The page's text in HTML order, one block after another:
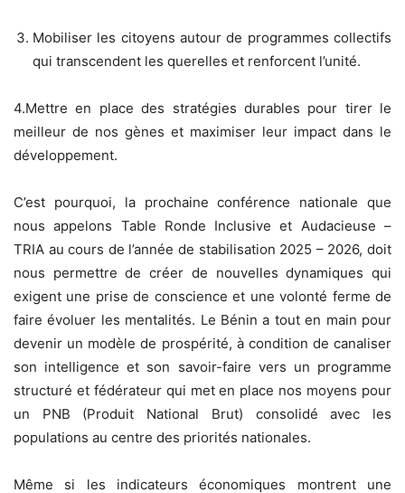
Mobiliser les citoyens autour de programmes collectifs
qui transcendent les querelles et renforcent l’unité.
4.Mettre en place des stratégies durables pour tirer le
meilleur de nos gènes et maximiser leur impact dans le
développement.
C’est pourquoi, la prochaine conférence nationale que
nous appelons Table Ronde Inclusive et Audacieuse –
TRIA au cours de l’année de stabilisation 2025 – 2026, doit
nous permettre de créer de nouvelles dynamiques qui
exigent une prise de conscience et une volonté ferme de
faire évoluer les mentalités. Le Bénin a tout en main pour
devenir un modèle de prospérité, à condition de canaliser
son intelligence et son savoir-faire vers un programme
structuré et fédérateur qui met en place nos moyens pour
un PNB (Produit National Brut) consolidé avec les
populations au centre des priorités nationales.
Même si les indicateurs économiques montrent une